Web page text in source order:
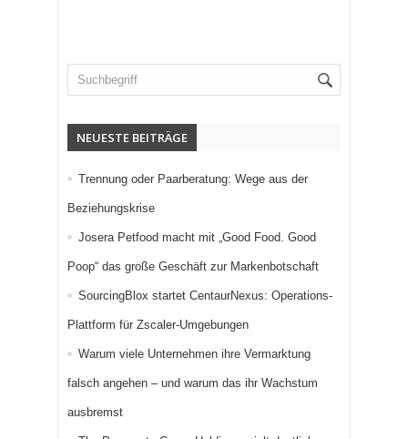
NEUESTE BEITRÄGE
Trennung oder Paarberatung: Wege aus der
Beziehungskrise
Josera Petfood macht mit „Good Food. Good
Poop“ das große Geschäft zur Markenbotschaft
SourcingBlox startet CentaurNexus: Operations-
Plattform für Zscaler-Umgebungen
Warum viele Unternehmen ihre Vermarktung
falsch angehen – und warum das ihr Wachstum
ausbremst